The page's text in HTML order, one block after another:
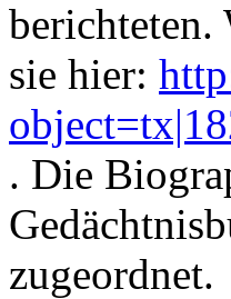
berichteten.
sie hier:
. Die
zugeordnet.